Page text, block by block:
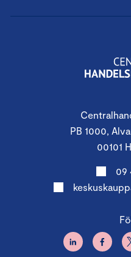
PB 1000,
00101
09